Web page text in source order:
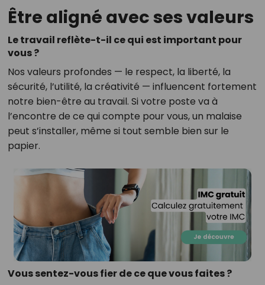
Être aligné avec ses valeurs
Le travail reflète-t-il ce qui est important pour
vous ?
Nos valeurs profondes — le respect, la liberté, la
sécurité, l’utilité, la créativité — influencent fortement
notre bien-être au travail. Si votre poste va à
l’encontre de ce qui compte pour vous, un malaise
peut s’installer, même si tout semble bien sur le
papier.
Vous sentez-vous fier de ce que vous faites ?